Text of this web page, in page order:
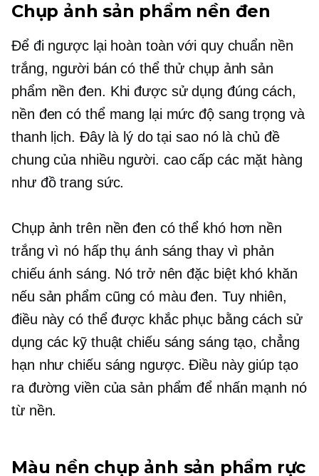
Chụp ảnh sản phẩm nền đen
Để đi ngược lại hoàn toàn với quy chuẩn nền
trắng, người bán có thể thử chụp ảnh sản
phẩm nền đen. Khi được sử dụng đúng cách,
nền đen có thể mang lại mức độ sang trọng và
thanh lịch. Đây là lý do tại sao nó là chủ đề
chung của nhiều người. cao cấp các mặt hàng
như đồ trang sức.
Chụp ảnh trên nền đen có thể khó hơn nền
trắng vì nó hấp thụ ánh sáng thay vì phản
chiếu ánh sáng. Nó trở nên đặc biệt khó khăn
nếu sản phẩm cũng có màu đen. Tuy nhiên,
điều này có thể được khắc phục bằng cách sử
dụng các kỹ thuật chiếu sáng sáng tạo, chẳng
hạn như chiếu sáng ngược. Điều này giúp tạo
ra đường viền của sản phẩm để nhấn mạnh nó
từ nền.
Màu nền chụp ảnh sản phẩm rực